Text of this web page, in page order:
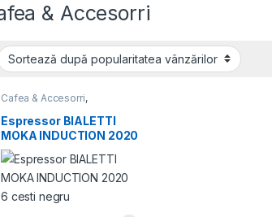
& Accesorri
Cafea & Accesorri,
Moka,Espressoare
Traditionale Moka
Espressor BIALETTI
MOKA INDUCTION 2020
6 cesti negru